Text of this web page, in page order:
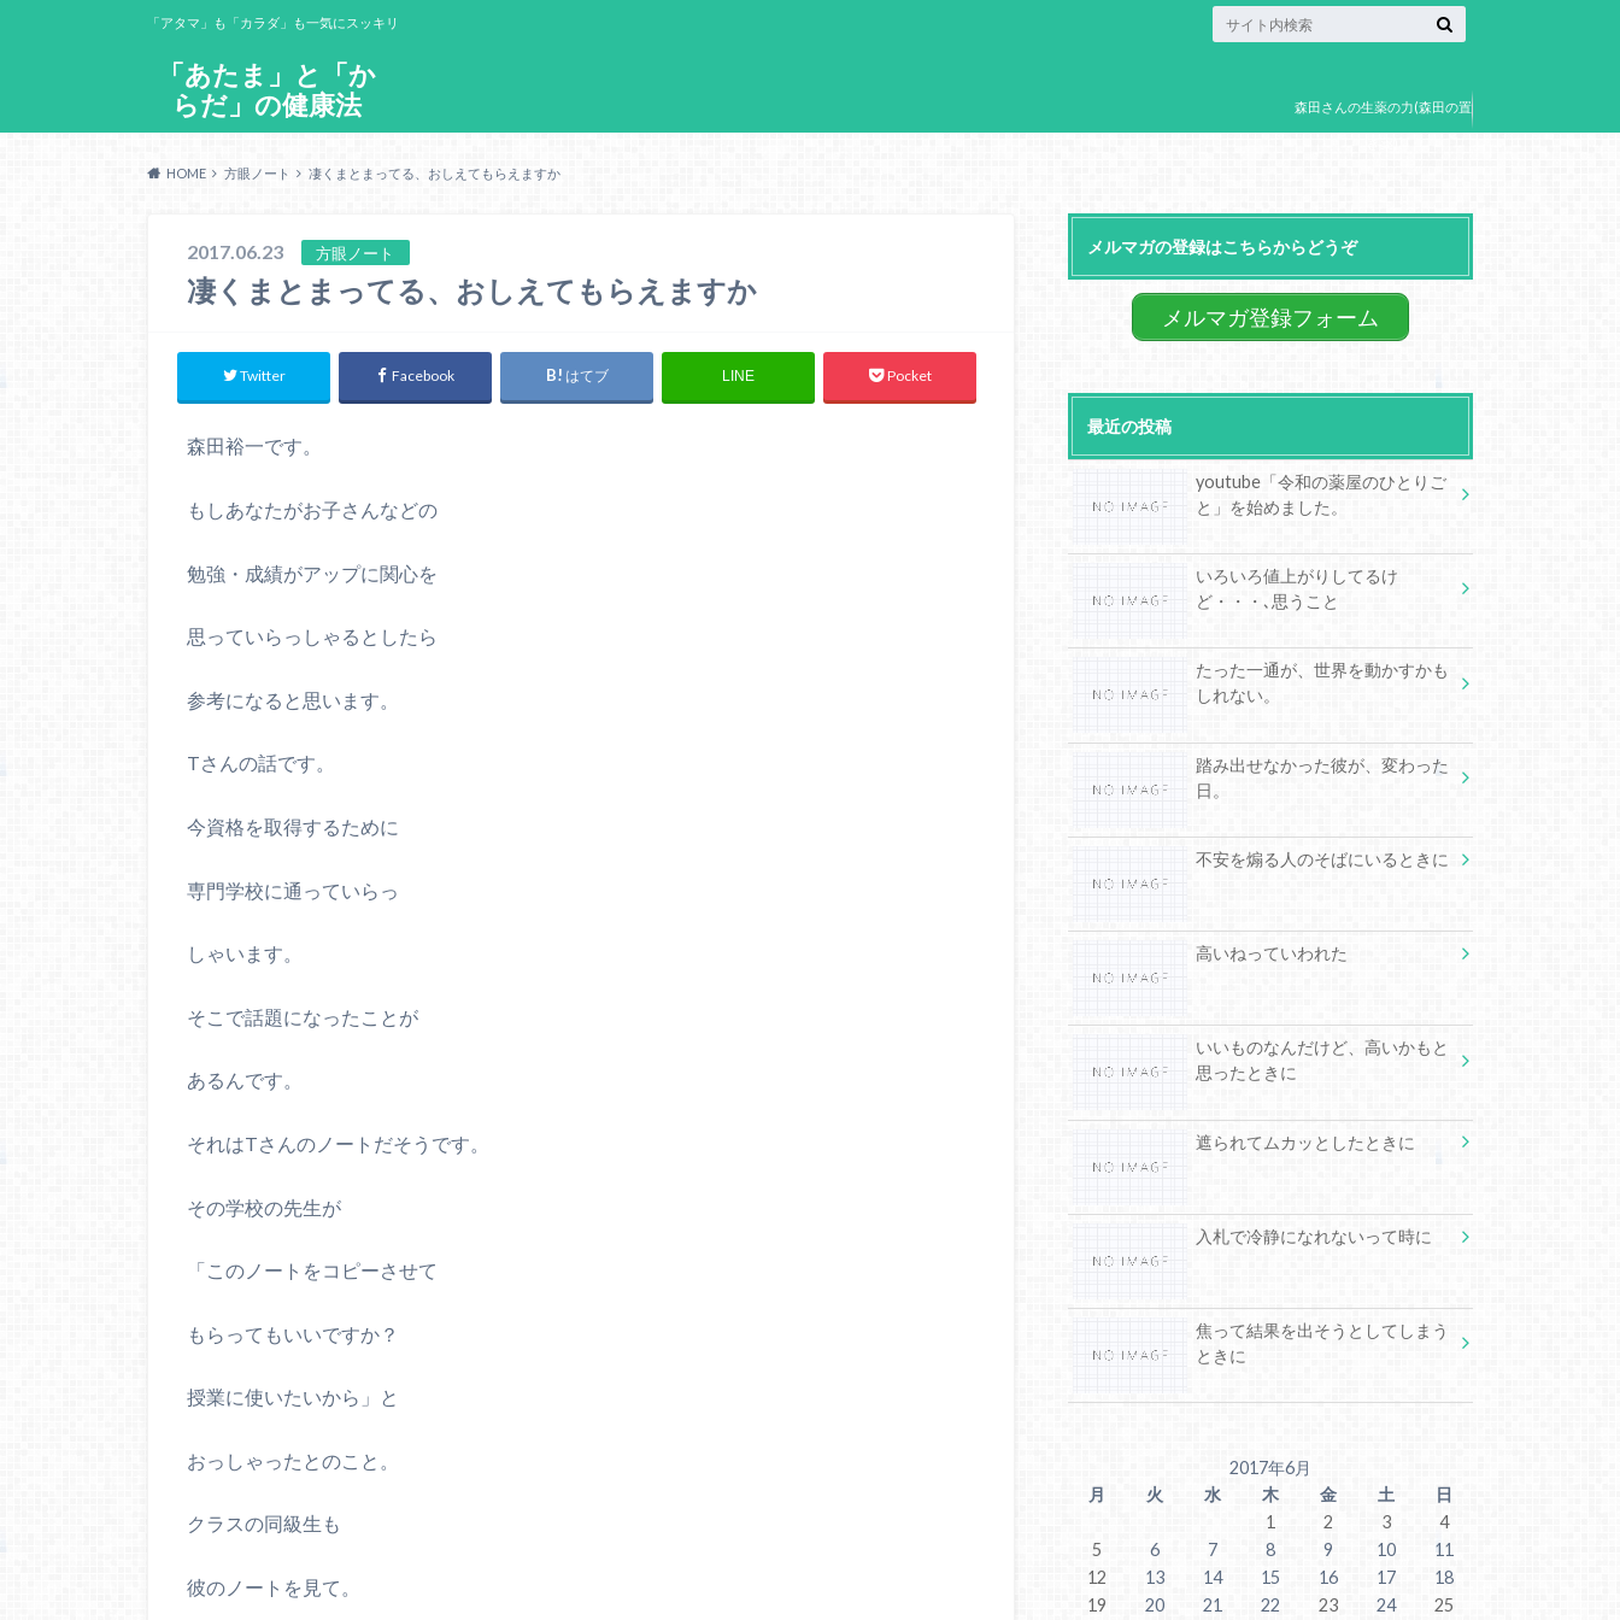
「あたま」と「か
らだ」の健康法
「アタマ」も「カラダ」も一気にスッキリ
森田さんの生薬の力(森田の置
HOME
方眼ノート 凄くまとまってる、おしえてもらえますか
2017.06.23 方眼ノート
凄くまとまってる、おしえてもらえますか
Twitter Facebook はてブ LINE Pocket
森田裕一です。
もしあなたがお子さんなどの
勉強・成績がアップに関心を
思っていらっしゃるとしたら
参考になると思います。
Tさんの話です。
今資格を取得するために
専門学校に通っていらっ
しゃいます。
そこで話題になったことが
あるんです。
それはTさんのノートだそうです。
その学校の先生が
「このノートをコピーさせて
もらってもいいですか？
授業に使いたいから」と
おっしゃったとのこと。
クラスの同級生も
彼のノートを見て。
メルマガの登録はこちらからどうぞ
メルマガ登録フォーム
最近の投稿
youtube「令和の薬屋のひとりご
と」を始めました。
いろいろ値上がりしてるけ
ど・・・､思うこと
たった一通が、世界を動かすかも
しれない。
踏み出せなかった彼が、変わった
日。
不安を煽る人のそばにいるときに
高いねっていわれた
いいものなんだけど、高いかもと
思ったときに
遮られてムカッとしたときに
入札で冷静になれないって時に
焦って結果を出そうとしてしまう
ときに
2017年6月
月
火 水 木 金 土
日
1
2 3
4
5
6 7 8 9 10
11
12
13 14 15 16 17
18
19
20 21 22 23 24 25